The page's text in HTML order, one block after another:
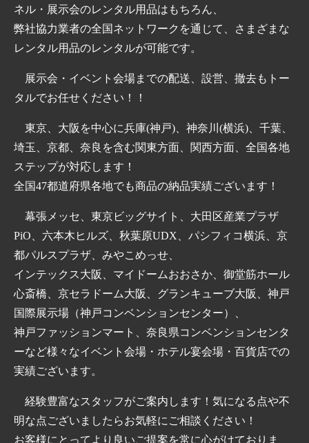
ネル・展示会のレンタル用品はもちろん、
弊社協力業者の全国ネットワークを通じて、さまざまな
レンタル用品のレンタルが可能です。
展示会・イベント会場までの配送、設営、撤去もトー
タルでお任せください！！
東京、大阪を中心に兵庫(神戸)、神奈川(横浜)、千葉、
埼玉、京都、奈良を含む関東方面、関西方面、全国各地
ステップが対応します！
全国47都道府県各地でも商品の納品実績ございます！
幕張メッセ、東京ビッグサイト、大田区産業プラザ
PiO、六本木ヒルズ、秋葉原UDX、パシフィコ横浜、京
都パルスプラザ、みやこめっせ、
インテックス大阪、マイドームおおさか、御堂筋ホール
心斎橋、京セラドーム大阪、グランキューブ大阪、神戸
国際展示場（神戸コンベンションセンター）、
神戸ファッションマート、奈良県コンベンションセンタ
ーなど様々なイベント会場・ホテル宴会場・百貨店での
実績ございます。
経験豊富なスタッフがご案内します！気になる点や不
明な点ございましたらお気軽にご相談ください！
お客様にとってより良いご提案を常に心がけておりま